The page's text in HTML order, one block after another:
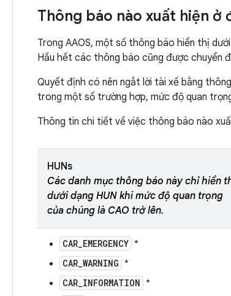
Thông báo nào xuất hiện ở
Trong AAOS, một số thông báo hiển thị
Hầu hết các thông báo cũng được chuyển
Quyết định có nên ngắt lời tài xế bằng
trong một số trường hợp, mức độ quan
Thông tin chi tiết về việc thông báo nào
HUNs
Các danh mục thông báo này chỉ hiển
dưới dạng HUN khi mức độ quan trọng
của chúng là CAO trở lên.
CAR_EMERGENCY *
CAR_WARNING *
CAR_INFORMATION *